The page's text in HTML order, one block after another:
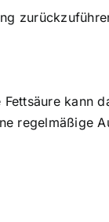
kann
regelmäßige